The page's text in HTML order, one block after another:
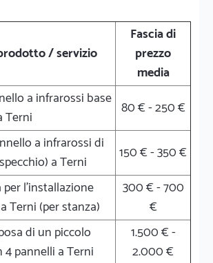
/ servizio
Fascia di
prezzo
media
a infrarossi base
Terni
80 € - 250 €
a infrarossi di
a Terni
150 € - 350 €
l'installazione
Terni (per stanza)
300 € - 700
€
di un piccolo
pannelli a Terni
1.500 € -
2.000 €